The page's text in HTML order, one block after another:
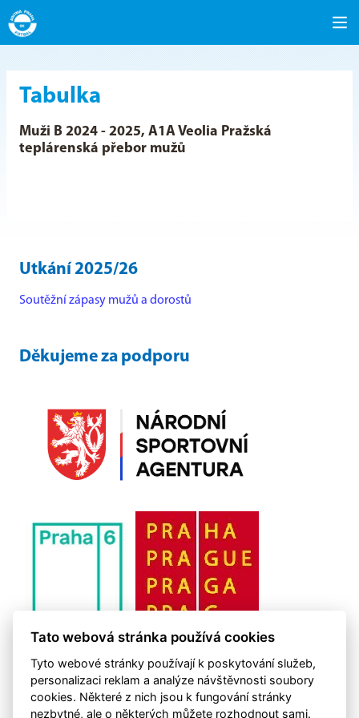
Tabulka
Muži B 2024 - 2025, A1A Veolia Pražská
teplárenská přebor mužů
Utkání 2025/26
Soutěžní zápasy mužů a dorostů
Děkujeme za podporu
Tato webová stránka používá cookies
Tyto webové stránky používají k poskytování služeb,
personalizaci reklam a analýze návštěvnosti soubory
cookies. Některé z nich jsou k fungování stránky
nezbytné, ale o některých můžete rozhodnout sami.